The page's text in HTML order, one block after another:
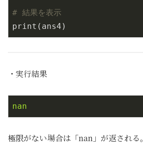
# 結果を表示
print(ans4)
・実行結果
nan
極限がない場合は「nan」が返される。